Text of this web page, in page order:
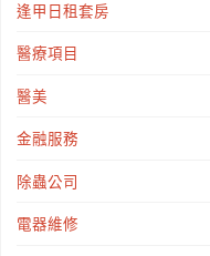
逢甲日租套房
醫療項目
醫美
金融服務
除蟲公司
電器維修